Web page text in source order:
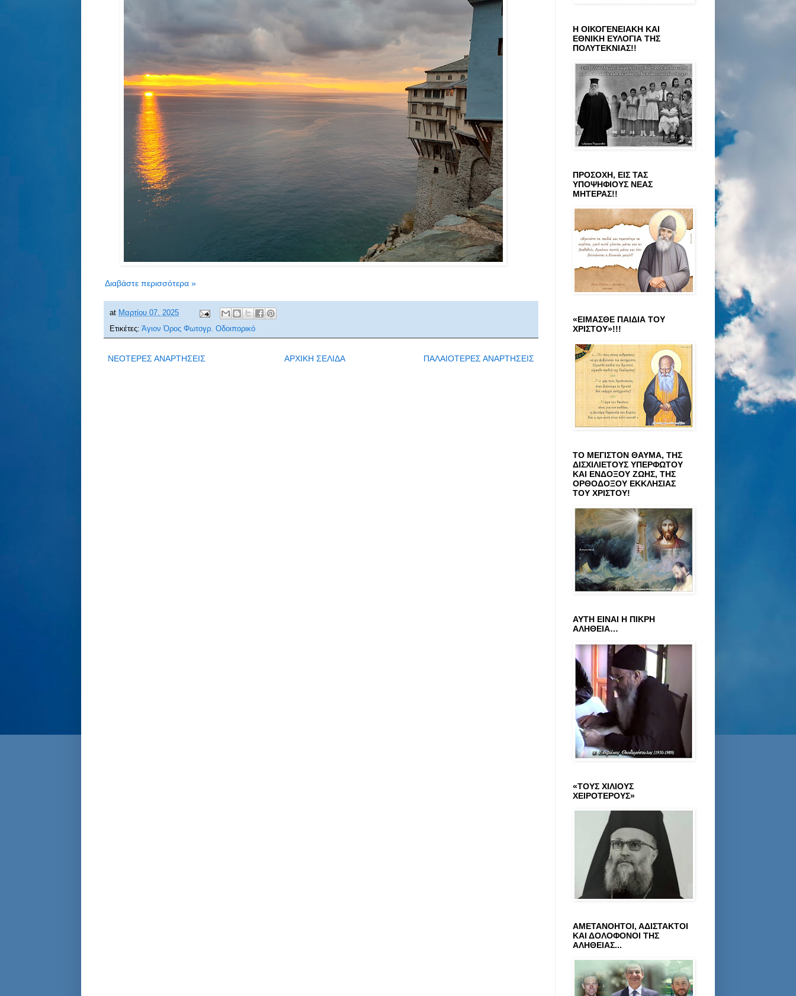
Διαβάστε περισσότερα »
at Μαρτίου 07, 2025
Ετικέτες: Άγιον Όρος Φωτογρ. Οδοιπορικό
ΝΕΟΤΕΡΕΣ ΑΝΑΡΤΗΣΕΙΣ ΠΑΛΑΙΟΤΕΡΕΣ ΑΝΑΡΤΗΣΕΙΣ
ΑΡΧΙΚΗ ΣΕΛΙΔΑ
Η ΟΙΚΟΓΕΝΕΙΑΚΗ ΚΑΙ
ΕΘΝΙΚΗ ΕΥΛΟΓΙΑ ΤΗΣ
ΠΟΛΥΤΕΚΝΙΑΣ!!
ΠΡΟΣΟΧΗ, ΕΙΣ ΤΑΣ
ΥΠΟΨΗΦΙΟΥΣ ΝΕΑΣ
ΜΗΤΕΡΑΣ!!
«ΕΙΜΑΣΘΕ ΠΑΙΔΙΑ ΤΟΥ
ΧΡΙΣΤΟΥ»!!!
ΤΟ ΜΕΓΙΣΤΟΝ ΘΑΥΜΑ, ΤΗΣ
ΔΙΣΧΙΛΙΕΤΟΥΣ ΥΠΕΡΦΩΤΟΥ
ΚΑΙ ΕΝΔΟΞΟΥ ΖΩΗΣ, ΤΗΣ
ΟΡΘΟΔΟΞΟΥ ΕΚΚΛΗΣΙΑΣ
ΤΟΥ ΧΡΙΣΤΟΥ!
ΑΥΤΗ ΕΙΝΑΙ Η ΠΙΚΡΗ
ΑΛΗΘΕΙΑ…
«ΤΟΥΣ ΧΙΛΙΟΥΣ
ΧΕΙΡΟΤΕΡΟΥΣ»
ΑΜΕΤΑΝΟΗΤΟΙ, ΑΔΙΣΤΑΚΤΟΙ
ΚΑΙ ΔΟΛΟΦΟΝΟΙ ΤΗΣ
ΑΛΗΘΕΙΑΣ...